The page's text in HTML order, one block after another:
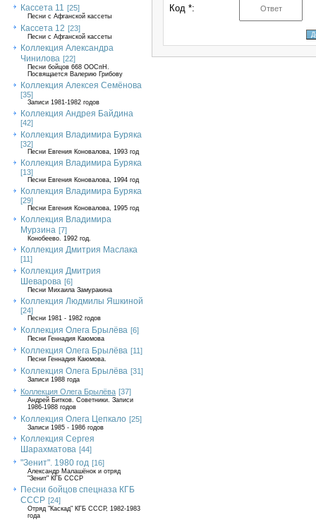
Кассета 11 [25]
Песни с Афганской кассеты
Кассета 12 [23]
Песни с Афганской кассеты
Коллекция Александра
Чинилова [22]
Песни бойцов 668 ООСпН.
Посвящается Валерию Грибову
Коллекция Алексея Семёнова
[35]
Записи 1981-1982 годов
Коллекция Андрея Байдина
[42]
Коллекция Владимира Буряка
[32]
Песни Евгения Коновалова, 1993 год
Коллекция Владимира Буряка
[13]
Песни Евгения Коновалова, 1994 год
Коллекция Владимира Буряка
[29]
Песни Евгения Коновалова, 1995 год
Коллекция Владимира
Мурзина [7]
Конобеево. 1992 год.
Коллекция Дмитрия Маслака
[11]
Коллекция Дмитрия
Шеварова [6]
Песни Михаила Замуракина
Коллекция Людмилы Яшкиной
[24]
Песни 1981 - 1982 годов
Коллекция Олега Брылёва [6]
Песни Геннадия Каюмова
Коллекция Олега Брылёва [11]
Песни Геннадия Каюмова.
Коллекция Олега Брылёва [31]
Записи 1988 года
Коллекция Олега Брылёва [37]
Андрей Битков. Советники. Записи
1986-1988 годов
Коллекция Олега Цепкало [25]
Записи 1985 - 1986 годов
Коллекция Сергея
Шарахматова [44]
"Зенит". 1980 год [16]
Александр Малашёнок и отряд
"Зенит" КГБ СССР
Песни бойцов спецназа КГБ
СССР [24]
Отряд "Каскад" КГБ СССР, 1982-1983
года
Код *: